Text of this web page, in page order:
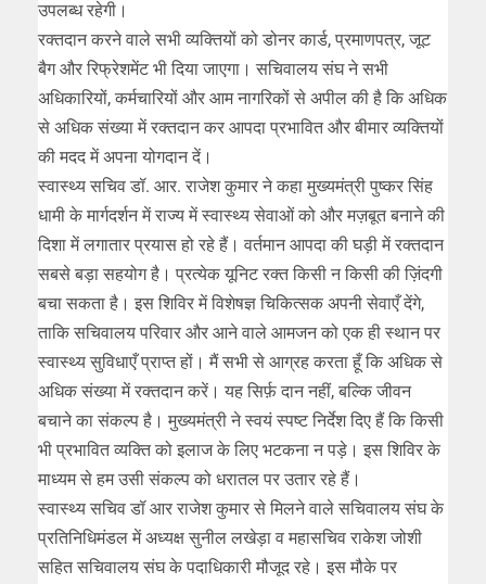
उपलब्ध रहेगी।
रक्तदान करने वाले सभी व्यक्तियों को डोनर कार्ड, प्रमाणपत्र, जूट
बैग और रिफ्रेशमेंट भी दिया जाएगा। सचिवालय संघ ने सभी
अधिकारियों, कर्मचारियों और आम नागरिकों से अपील की है कि अधिक
से अधिक संख्या में रक्तदान कर आपदा प्रभावित और बीमार व्यक्तियों
की मदद में अपना योगदान दें।
स्वास्थ्य सचिव डॉ. आर. राजेश कुमार ने कहा मुख्यमंत्री पुष्कर सिंह
धामी के मार्गदर्शन में राज्य में स्वास्थ्य सेवाओं को और मज़बूत बनाने की
दिशा में लगातार प्रयास हो रहे हैं। वर्तमान आपदा की घड़ी में रक्तदान
सबसे बड़ा सहयोग है। प्रत्येक यूनिट रक्त किसी न किसी की ज़िंदगी
बचा सकता है। इस शिविर में विशेषज्ञ चिकित्सक अपनी सेवाएँ देंगे,
ताकि सचिवालय परिवार और आने वाले आमजन को एक ही स्थान पर
स्वास्थ्य सुविधाएँ प्राप्त हों। मैं सभी से आग्रह करता हूँ कि अधिक से
अधिक संख्या में रक्तदान करें। यह सिर्फ़ दान नहीं, बल्कि जीवन
बचाने का संकल्प है। मुख्यमंत्री ने स्वयं स्पष्ट निर्देश दिए हैं कि किसी
भी प्रभावित व्यक्ति को इलाज के लिए भटकना न पड़े। इस शिविर के
माध्यम से हम उसी संकल्प को धरातल पर उतार रहे हैं।
स्वास्थ्य सचिव डॉ आर राजेश कुमार से मिलने वाले सचिवालय संघ के
प्रतिनिधिमंडल में अध्यक्ष सुनील लखेड़ा व महासचिव राकेश जोशी
सहित सचिवालय संघ के पदाधिकारी मौजूद रहे। इस मौके पर